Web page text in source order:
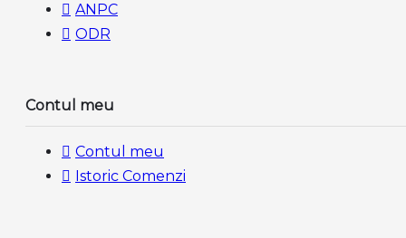
ANPC
ODR
Contul meu
Contul meu
Istoric Comenzi